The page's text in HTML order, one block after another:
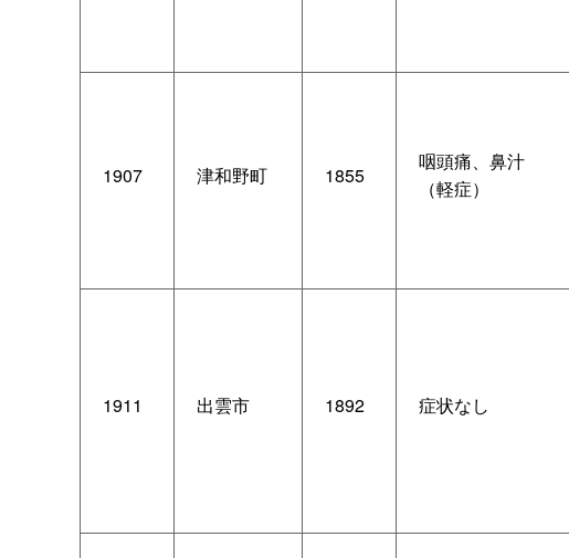
1907 津和野町 1855
咽頭痛、鼻汁
（軽症）
1911 出雲市 1892 症状なし